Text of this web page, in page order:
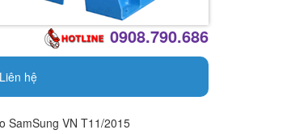
0908.790.686
Liên hệ
SamSung VN T11/2015